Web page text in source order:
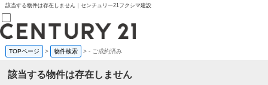
該当する物件は存在しません｜センチュリー21フクシマ建設
売買部
0120-800-844
賃貸部
TOPページ > 物件検索 >- ご成約済み
該当する物件は存在しません